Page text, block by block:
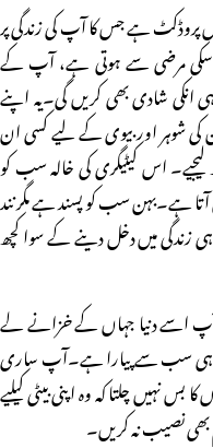
ہے جس کا آپ کی زندگی پر
مرضی سے ہوتی ہے، آپ کے
شادی بھی کریں گی۔یہ اپنے
کی شوہر اور بیوی کے لیے کسی ان
اس کیٹیگری کی خالہ سب کو
ہے۔بہن سب کو پسند ہے مگر نند
ہی زندگی میں دخل دینے کے سوا کچھ
آپ اسے دنیا جہاں کے خزانے لے
سکہ ہی سب سے پیارا ہے۔آپ ساری
کا بس نہیں چلتا کہ وہ اپنی بیٹی کیلیے
بھی نصیب نہ کریں۔